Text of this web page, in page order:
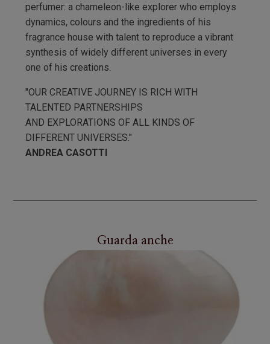
perfumer: a chameleon-like explorer who employs
dynamics, colours and the ingredients of his
fragrance house with talent to reproduce a vibrant
synthesis of widely different universes in every
one of his creations.
"OUR CREATIVE JOURNEY IS RICH WITH
TALENTED PARTNERSHIPS
AND EXPLORATIONS OF ALL KINDS OF
DIFFERENT UNIVERSES."
ANDREA CASOTTI
Guarda anche